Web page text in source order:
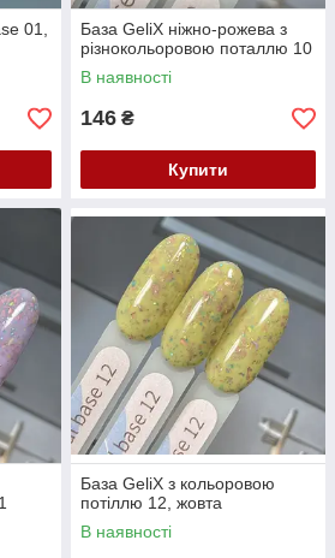
01,
База GeliX ніжно-рожева з
різнокольоровою поталлю 10
В наявності
146 ₴
Купити
База GeliX з кольоровою
потіллю 12, жовта
В наявності